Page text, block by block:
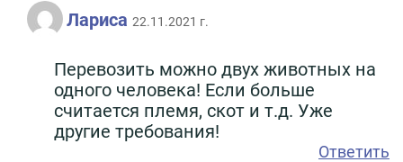
Лариса 22.11.2021 г.
Перевозить можно двух животных на
одного человека! Если больше
считается племя, скот и т.д. Уже
другие требования!
Ответить